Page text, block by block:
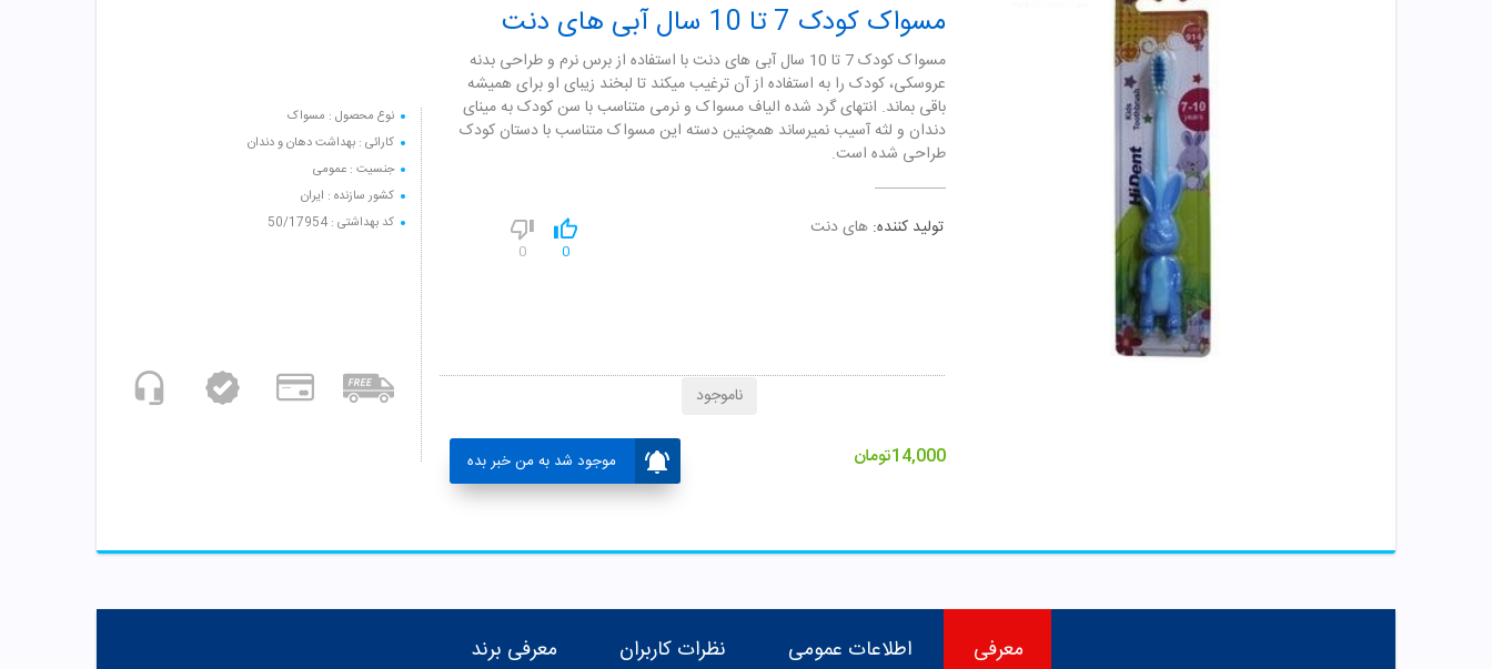
نوع محصول : مسواک
کارائی : بهداشت دهان و دندان
جنسیت : عمومی
کشور سازنده : ایران
کد بهداشتی : 50/17954
مسواک کودک 7 تا 10 سال آبی های دنت
مسواک کودک 7 تا 10 سال آبی های دنت با استفاده از برس نرم و طراحی بدنه
عروسکی، کودک را به استفاده از آن ترغیب میکند تا لبخند زیبای او برای همیشه
باقی بماند. انتهای گرد شده الیاف مسواک و نرمی متناسب با سن کودک به مینای
دندان و لثه آسیب نمیرساند همچنین دسته این مسواک متناسب با دستان کودک
طراحی شده است.
تولید کننده: های دنت
0
0
14,000تومان موجود شد به من خبر بده
ناموجود
معرفی اطلاعات عمومی نظرات کاربران معرفی برند